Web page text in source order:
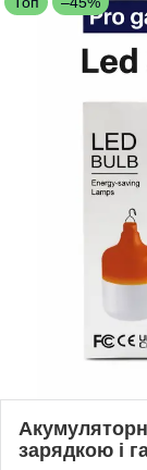
зарядкою і